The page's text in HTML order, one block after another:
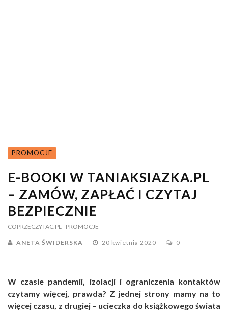
PROMOCJE
E-BOOKI W TANIAKSIAZKA.PL
– ZAMÓW, ZAPŁAĆ I CZYTAJ
BEZPIECZNIE
COPRZECZYTAC.PL - PROMOCJE
ANETA ŚWIDERSKA 20 kwietnia 2020 0
W czasie pandemii, izolacji i ograniczenia kontaktów
czytamy więcej, prawda? Z jednej strony mamy na to
więcej czasu, z drugiej – ucieczka do książkowego świata